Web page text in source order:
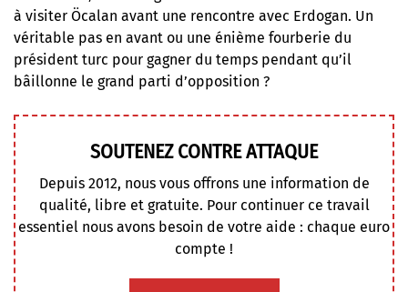
à visiter Öcalan avant une rencontre avec Erdogan. Un
véritable pas en avant ou une énième fourberie du
président turc pour gagner du temps pendant qu’il
bâillonne le grand parti d’opposition ?
SOUTENEZ CONTRE ATTAQUE
Depuis 2012, nous vous offrons une information de
qualité, libre et gratuite. Pour continuer ce travail
essentiel nous avons besoin de votre aide : chaque euro
compte !